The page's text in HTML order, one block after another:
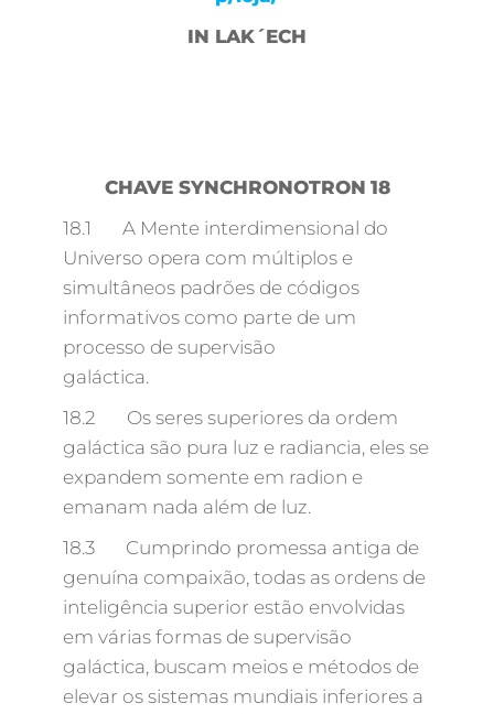
IN LAK´ECH
CHAVE SYNCHRONOTRON 18
18.1 A Mente interdimensional do
Universo opera com múltiplos e
simultâneos padrões de códigos
informativos como parte de um
processo de supervisão
galáctica.
18.2 Os seres superiores da ordem
galáctica são pura luz e radiancia, eles se
expandem somente em radion e
emanam nada além de luz.
18.3 Cumprindo promessa antiga de
genuína compaixão, todas as ordens de
inteligência superior estão envolvidas
em várias formas de supervisão
galáctica, buscam meios e métodos de
elevar os sistemas mundiais inferiores a